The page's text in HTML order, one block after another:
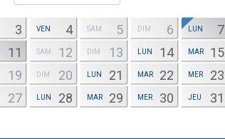
3 VEN 4 SAM 5 DIM 6 LUN 7
11 SAM 12 DIM 13 LUN 14 MAR 15
19 DIM 20 LUN 21 MAR 22 MER 23
27 LUN 28 MAR 29 MER 30 JEU 31